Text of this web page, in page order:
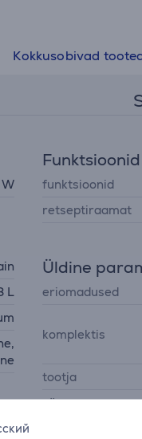
alles eile.
Kokkusobivad
L
Funktsioonid
funktsioonid
retseptiraamat
Üldine
eriomadused
komplektis
tootja
värv